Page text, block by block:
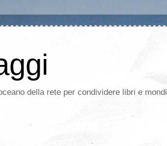
della rete per condividere libri e mondi